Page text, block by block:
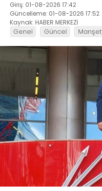
Giriş: 01-08-2026 17:42
Güncelleme: 01-08-2026 17:52
Kaynak: HABER MERKEZİ
Genel Güncel Manşet